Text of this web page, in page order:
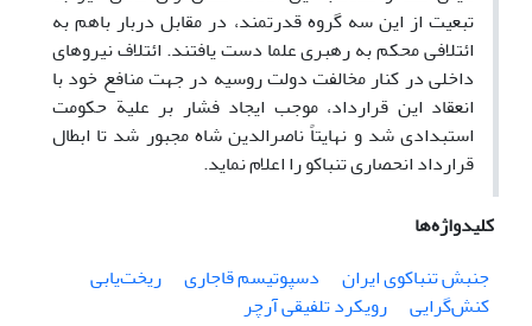
تبعیت از این سه گروه قدرتمند، در مقابل دربار باهم به
ائتلافی محکم به رهبری علما دست یافتند. ائتلاف نیروهای
داخلی در کنار مخالفت دولت روسیه در جهت منافع خود با
انعقاد این قرارداد، موجب ایجاد فشار بر علیة حکومت
استبدادی شد و نهایتاً ناصرالدین شاه مجبور شد تا ابطال
قرارداد انحصاری تنباکو را اعلام نماید.
کلیدواژه‌ها
جنبش تنباکوی ایران
دسپوتیسم قاجاری
ریخت‌یابی
کنش‌گرایی
رویکرد تلفیقی آرچر